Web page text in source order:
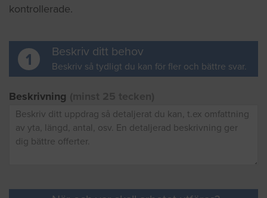
kontrollerade.
1 Beskriv ditt behov
Beskriv så tydligt du kan för fler och bättre svar.
Beskrivning